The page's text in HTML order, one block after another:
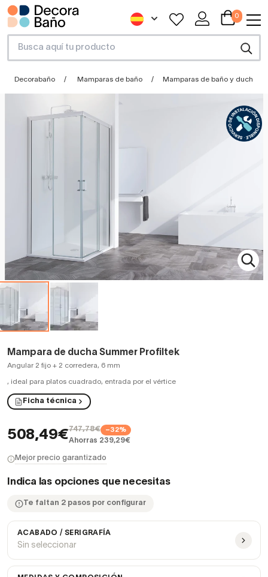
0
Decorabaño Mamparas de baño Mamparas de baño y ducha a
Mampara de ducha Summer Profiltek
Angular 2 fijo + 2 corredera, 6 mm
, ideal para platos cuadrado, entrada por el vértice
Ficha técnica
508,49€747,78€ −32%
Ahorras 239,29€
Mejor precio garantizado
Indica las opciones que necesitas
Te faltan 2 pasos por configurar
ACABADO / SERIGRAFÍA
Sin seleccionar